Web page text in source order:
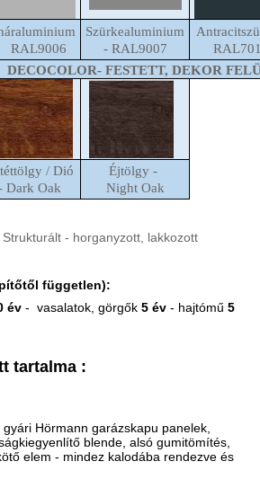
Szürkealuminium
- RAL9007
DECOCOLOR- FESTETT, DEKOR
/ Dió
Dark Oak
Éjtölgy -
Night Oak
- horganyzott, lakkozott
független):
év - vasalatok, görgők 5 év - hajtómű 5
tartalma :
Hörmann garázskapu panelek,
blende, alsó gumitömítés,
elem - mindez kalodába rendezve és